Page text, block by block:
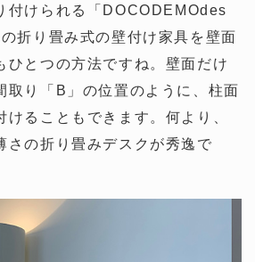
付けられる「DOCODEMOdes
折り畳み式の壁付け家具を壁面
ひとつの方法ですね。壁面だけ
取り「B」の位置のように、柱面
けることもできます。何より、
さの折り畳みデスクが秀逸で